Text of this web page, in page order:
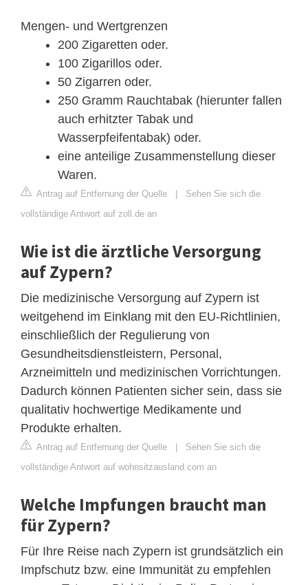
Mengen- und Wertgrenzen
200 Zigaretten oder.
100 Zigarillos oder.
50 Zigarren oder.
250 Gramm Rauchtabak (hierunter fallen
auch erhitzter Tabak und
Wasserpfeifentabak) oder.
eine anteilige Zusammenstellung dieser
Waren.
Antrag auf Entfernung der Quelle | Sehen Sie sich die
vollständige Antwort auf zoll.de an
Wie ist die ärztliche Versorgung
auf Zypern?
Die medizinische Versorgung auf Zypern ist
weitgehend im Einklang mit den EU-Richtlinien,
einschließlich der Regulierung von
Gesundheitsdienstleistern, Personal,
Arzneimitteln und medizinischen Vorrichtungen.
Dadurch können Patienten sicher sein, dass sie
qualitativ hochwertige Medikamente und
Produkte erhalten.
Antrag auf Entfernung der Quelle | Sehen Sie sich die
vollständige Antwort auf wohnsitzausland.com an
Welche Impfungen braucht man
für Zypern?
Für Ihre Reise nach Zypern ist grundsätzlich ein
Impfschutz bzw. eine Immunität zu empfehlen